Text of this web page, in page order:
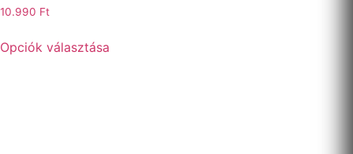
10.990 Ft
Opciók választása